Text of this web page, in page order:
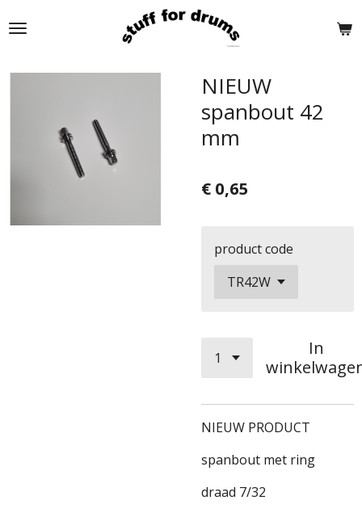
direct
de
NIEUW
spanbout 42
mm
€ 0,65
product code
In
NIEUW PRODUCT
spanbout met ring
draad 7/32